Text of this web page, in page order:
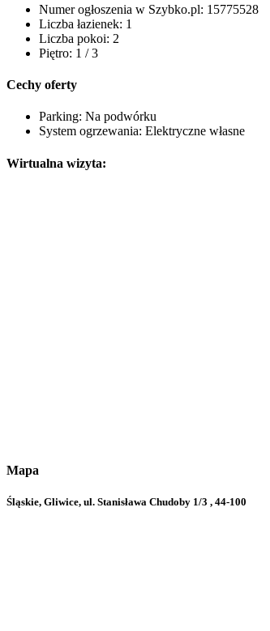
Numer ogłoszenia w Szybko.pl: 15775528
Liczba łazienek: 1
Liczba pokoi: 2
Piętro: 1 / 3
Cechy oferty
Parking: Na podwórku
System ogrzewania: Elektryczne własne
Wirtualna wizyta:
Mapa
Śląskie, Gliwice, ul. Stanisława Chudoby 1/3 , 44-100